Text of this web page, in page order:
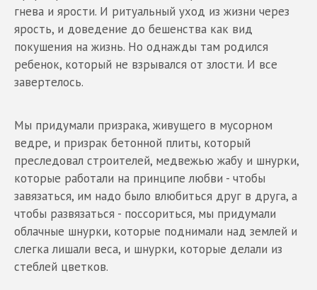
гнева и ярости. И ритуальный уход из жизни через
ярость, и доведение до бешенства как вид
покушения на жизнь. Но однажды там родился
ребенок, который не взрывался от злости. И все
завертелось.
Мы придумали призрака, живущего в мусорном
ведре, и призрак бетонной плиты, который
преследовал строителей, медвежью жабу и шнурки,
которые работали на принципе любви - чтобы
завязаться, им надо было влюбиться друг в друга, а
чтобы развязаться - поссориться, мы придумали
облачные шнурки, которые поднимали над землей и
слегка лишали веса, и шнурки, которые делали из
стеблей цветков.